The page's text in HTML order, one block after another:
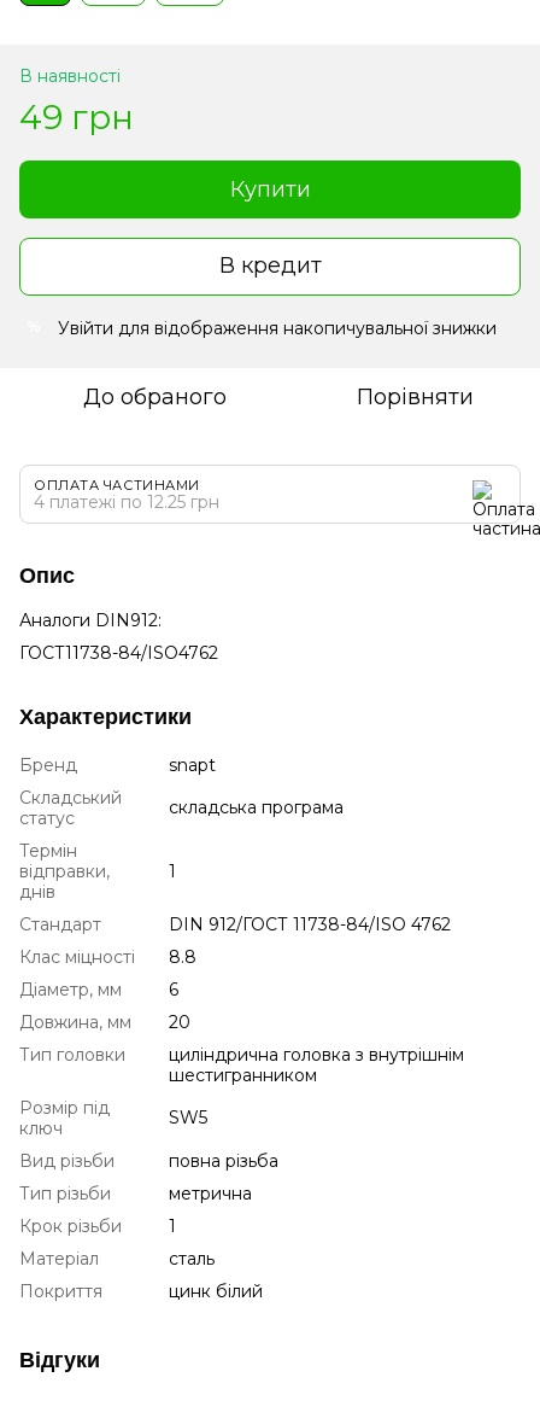
В наявності
49 грн
Купити
В кредит
Увійти для відображення накопичувальної знижки
До обраного Порівняти
ОПЛАТА ЧАСТИНАМИ
4 платежі по 12.25 грн
Опис
Аналоги DIN912:
ГОСТ11738-84/ISO4762
Характеристики
Бренд
snapt
Складський
статус
складська програма
Термін
відправки,
днів
1
Стандарт
DIN 912/ГОСТ 11738-84/ISO 4762
Клас міцності
8.8
Діаметр, мм
6
Довжина, мм
20
Тип головки
циліндрична головка з внутрішнім
шестигранником
Розмір під
ключ
SW5
Вид різьби
повна різьба
Тип різьби
метрична
Крок різьби
1
Матеріал
сталь
Покриття
цинк білий
Відгуки